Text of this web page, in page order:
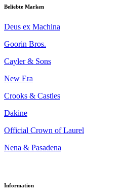
Beliebte Marken
Deus ex Machina
Goorin Bros.
Cayler & Sons
New Era
Crooks & Castles
Dakine
Official Crown of Laurel
Nena & Pasadena
Information